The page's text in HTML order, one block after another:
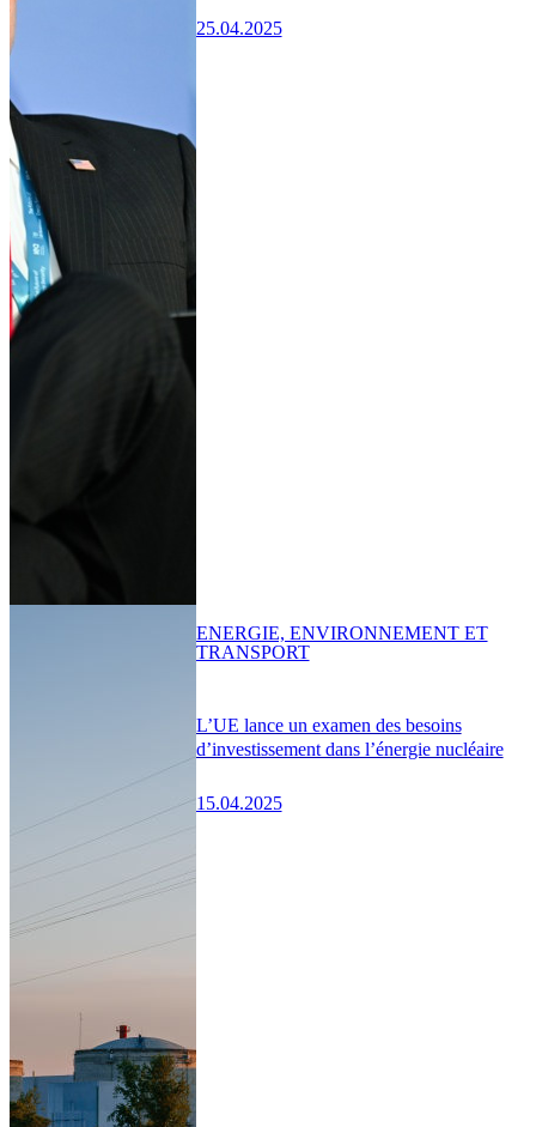
25.04.2025
L’UE lance un examen des besoins
d’investissement dans l’énergie nucléaire
15.04.2025
ENERGIE, ENVIRONNEMENT ET
TRANSPORT